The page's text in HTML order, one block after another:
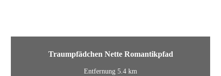
Traumpfädchen Nette Romantikpfad
Entfernung 5.4 km